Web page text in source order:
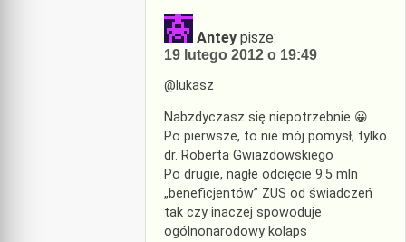
Antey pisze:
19 lutego 2012 o 19:49
@lukasz
Nabzdyczasz się niepotrzebnie 😀
Po pierwsze, to nie mój pomysł, tylko
dr. Roberta Gwiazdowskiego
Po drugie, nagłe odcięcie 9.5 mln
„beneficjentów” ZUS od świadczeń
tak czy inaczej spowoduje
ogólnonarodowy kolaps